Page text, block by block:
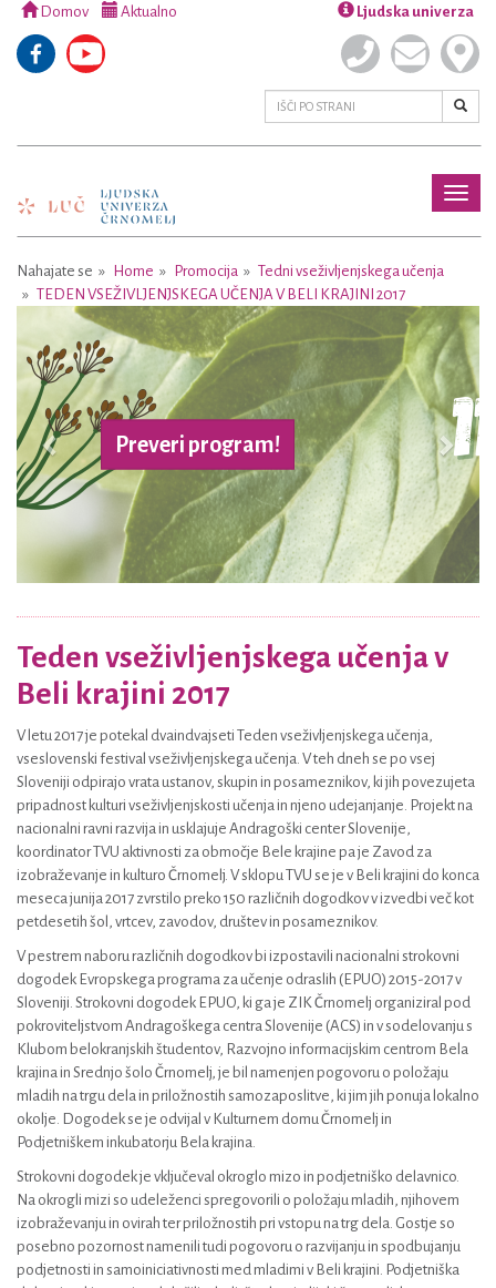
Domov Aktualno Ljudska univerza
Nahajate se Home Promocija
Tedni vseživljenjskega učenja
TEDEN VSEŽIVLJENJSKEGA UČENJA V BELI KRAJINI 2017
Preveri program!
Previous Next
Teden vseživljenjskega učenja v
Beli krajini 2017
V letu 2017 je potekal dvaindvajseti Teden vseživljenjskega učenja,
vseslovenski festival vseživljenjskega učenja. V teh dneh se po vsej
Sloveniji odpirajo vrata ustanov, skupin in posameznikov, ki jih povezujeta
pripadnost kulturi vseživljenjskosti učenja in njeno udejanjanje. Projekt na
nacionalni ravni razvija in usklajuje Andragoški center Slovenije,
koordinator TVU aktivnosti za območje Bele krajine pa je Zavod za
izobraževanje in kulturo Črnomelj. V sklopu TVU se je v Beli krajini do konca
meseca junija 2017 zvrstilo preko 150 različnih dogodkov v izvedbi več kot
petdesetih šol, vrtcev, zavodov, društev in posameznikov.
V pestrem naboru različnih dogodkov bi izpostavili nacionalni strokovni
dogodek Evropskega programa za učenje odraslih (EPUO) 2015-2017 v
Sloveniji. Strokovni dogodek EPUO, ki ga je ZIK Črnomelj organiziral pod
pokroviteljstvom Andragoškega centra Slovenije (ACS) in v sodelovanju s
Klubom belokranjskih študentov, Razvojno informacijskim centrom Bela
krajina in Srednjo šolo Črnomelj, je bil namenjen pogovoru o položaju
mladih na trgu dela in priložnostih samozaposlitve, ki jim jih ponuja lokalno
okolje. Dogodek se je odvijal v Kulturnem domu Črnomelj in
Podjetniškem inkubatorju Bela krajina.
Strokovni dogodek je vključeval okroglo mizo in podjetniško delavnico.
Na okrogli mizi so udeleženci spregovorili o položaju mladih, njihovem
izobraževanju in ovirah ter priložnostih pri vstopu na trg dela. Gostje so
posebno pozornost namenili tudi pogovoru o razvijanju in spodbujanju
podjetnosti in samoiniciativnosti med mladimi v Beli krajini. Podjetniška